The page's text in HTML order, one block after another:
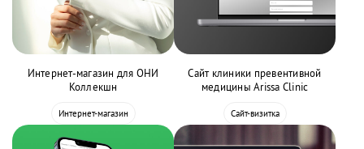
Интернет-магазин для ОНИ
Коллекшн
Интернет-магазин
Сайт клиники превентивной
медицины Arissa Clinic
Сайт-визитка